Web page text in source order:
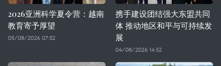
2026亚洲科学夏令营：越南
教育寄予厚望
05/08/2026 07:52
携手建设团结强大东盟共同
体 推动地区和平与可持续发
展
04/08/2026 14:52